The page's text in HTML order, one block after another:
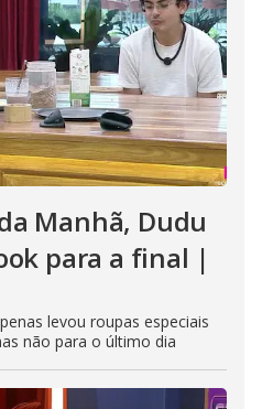
Manhã, Dudu
para a final |
levou roupas especiais
não para o último dia